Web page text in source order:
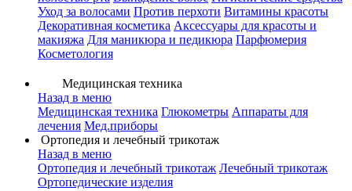
Уход за волосами Против перхоти Витамины красоты
Декоративная косметика Аксессуары для красоты и
макияжа Для маникюра и педикюра Парфюмерия
Косметология
Медицинская техника
Назад в меню
Медицинская техника Глюкометры Аппараты для
лечения Мед.приборы
Ортопедия и лечебный трикотаж
Назад в меню
Ортопедия и лечебный трикотаж Лечебный трикотаж
Ортопедические изделия